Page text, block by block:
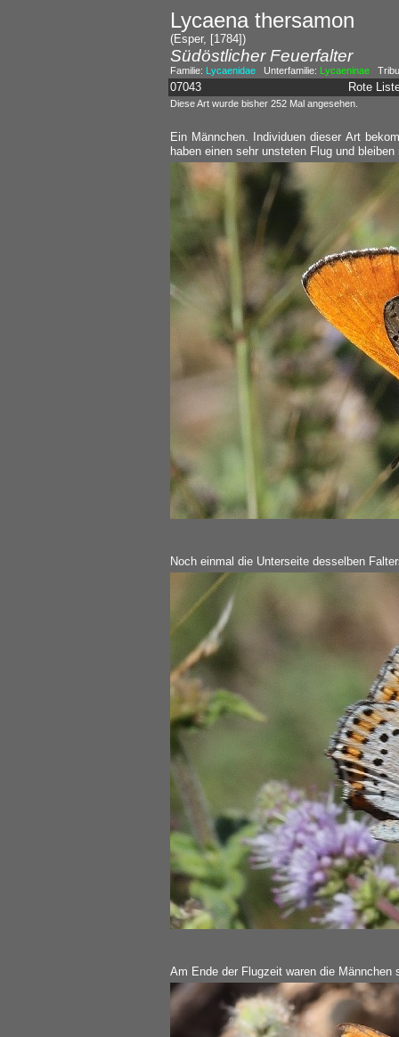
Lycaena thersamon
(Esper, [1784])
Südöstlicher Feuerfalter
Familie: LycaenidaeUnterfamilie: Lycaeninae
07043 Rote
Diese Art wurde bisher 252 Mal angesehen.
Ein Männchen. Individuen dieser Art
haben einen sehr unsteten Flug und
Noch einmal die Unterseite desselben
Am Ende der Flugzeit waren die